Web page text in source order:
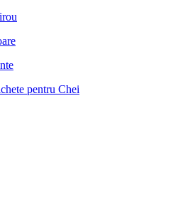
pentru Chei